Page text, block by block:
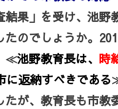
果」を受け、池野
のでしょうか。
≪池野教育長は、 時
に返納すべきである
が、教育長も市教